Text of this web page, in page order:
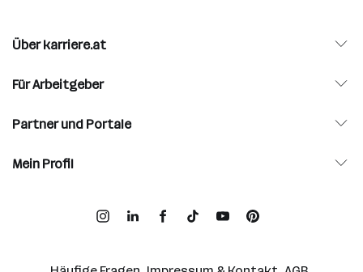
Über karriere.at
Für Arbeitgeber
Partner und Portale
Mein Profil